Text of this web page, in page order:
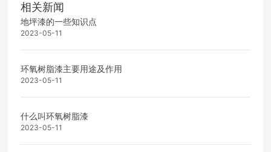
相关新闻
地坪漆的一些知识点
2023-05-11
环氧树脂漆主要用途及作用
2023-05-11
什么叫环氧树脂漆
2023-05-11